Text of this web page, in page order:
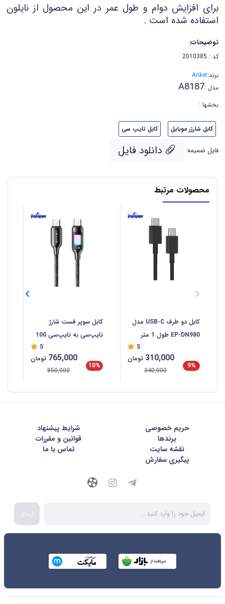
برای افزایش دوام و طول عمر در این محصول از نایلون
استفاده شده است .
توضیحات:
کد : 2010385
برند:Anker
مدل :A8187
بخشها :
کابل شارژر موبایل کابل تایپ سی
فایل ضمیمه: دانلود فایل
محصولات مرتبط
کابل دو طرف USB-C مدل
EP-DN980 طول 1 متر
5
9%
310,000 تومان
340,000
کابل سوپر فست شارژ
تایپ‌سی به تایپ‌سی 100
SJ750
5
10%
765,000 تومان
850,000
حریم خصوصی
شرايط پيشنهاد
برندها
قوانین و مقررات
نقشه سایت
تماس با ما
پیگیری سفارش
ارسال